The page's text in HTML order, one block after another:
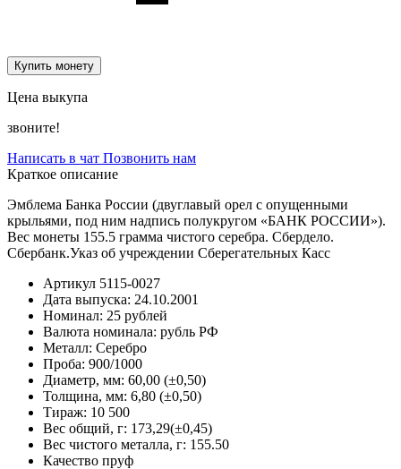
Купить монету
Цена выкупа
звоните!
Написать в чат Позвонить нам
Краткое описание
Эмблема Банка России (двуглавый орел с опущенными
крыльями, под ним надпись полукругом «БАНК РОССИИ»).
Вес монеты 155.5 грамма чистого серебра. Сбердело.
Сбербанк.Указ об учреждении Сберегательных Касс
Артикул 5115-0027
Дата выпуска: 24.10.2001
Номинал: 25 рублей
Валюта номинала: рубль РФ
Металл: Серебро
Проба: 900/1000
Диаметр, мм: 60,00 (±0,50)
Толщина, мм: 6,80 (±0,50)
Тираж: 10 500
Вес общий, г: 173,29(±0,45)
Вес чистого металла, г: 155.50
Качество пруф